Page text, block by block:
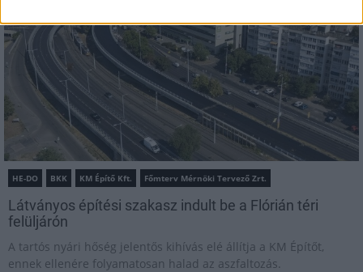
HE-DO BKK KM Építő Kft. Főmterv Mérnöki Tervező Zrt.
Látványos építési szakasz indult be a Flórián téri
felüljárón
A tartós nyári hőség jelentős kihívás elé állítja a KM Építőt,
ennek ellenére folyamatosan halad az aszfaltozás.